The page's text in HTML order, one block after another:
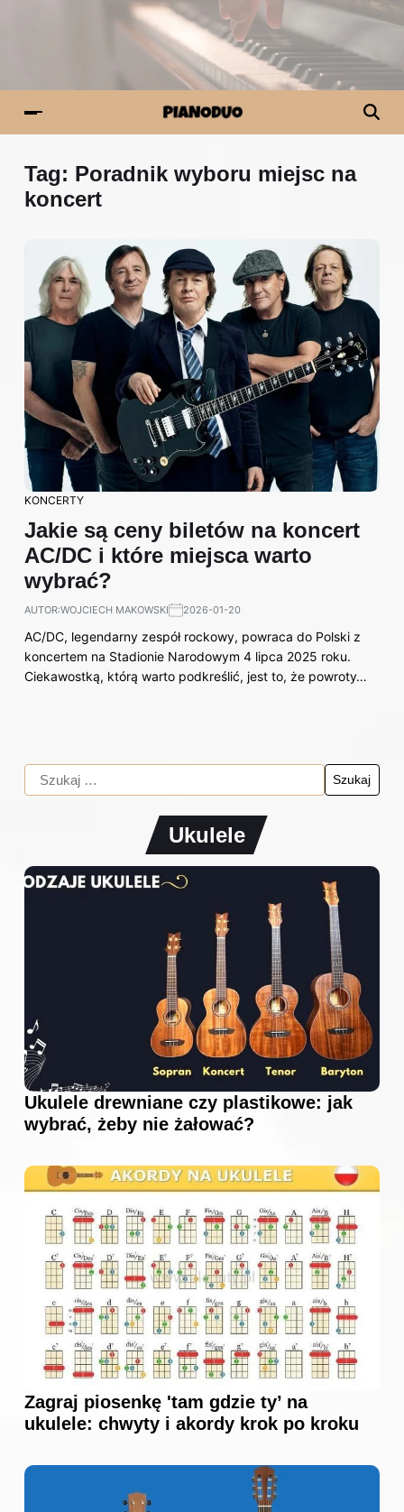
Tag: Poradnik wyboru miejsc na
koncert
KONCERTY
Jakie są ceny biletów na koncert
AC/DC i które miejsca warto
wybrać?
AUTOR:WOJCIECH MAKOWSKI 2026-01-20
AC/DC, legendarny zespół rockowy, powraca do Polski z
koncertem na Stadionie Narodowym 4 lipca 2025 roku.
Ciekawostką, którą warto podkreślić, jest to, że powroty…
Ukulele
Ukulele drewniane czy plastikowe: jak
wybrać, żeby nie żałować?
Zagraj piosenkę 'tam gdzie ty’ na
ukulele: chwyty i akordy krok po kroku